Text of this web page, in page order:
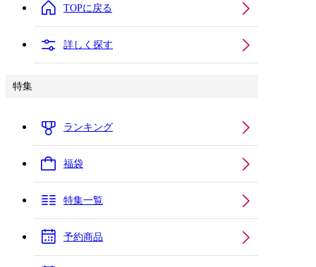
TOPに戻る
詳しく探す
特集
ランキング
福袋
特集一覧
予約商品